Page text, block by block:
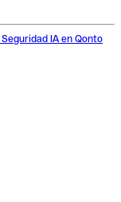
Seguridad IA en Qonto